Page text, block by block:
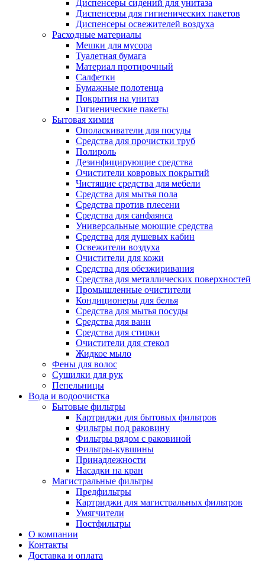
Диспенсеры сидений для унитаза
Диспенсеры для гигиенических пакетов
Диспенсеры освежителей воздуха
Расходные материалы
Мешки для мусора
Туалетная бумага
Материал протирочный
Салфетки
Бумажные полотенца
Покрытия на унитаз
Гигиенические пакеты
Бытовая химия
Ополаскиватели для посуды
Средства для прочистки труб
Полироль
Дезинфицирующие средства
Очистители ковровых покрытий
Чистящие средства для мебели
Средства для мытья пола
Средства против плесени
Средства для санфаянса
Универсальные моющие средства
Средства для душевых кабин
Освежители воздуха
Очистители для кожи
Средства для обезжиривания
Средства для металлических поверхностей
Промышленные очистители
Кондиционеры для белья
Средства для мытья посуды
Средства для ванн
Средства для стирки
Очистители для стекол
Жидкое мыло
Фены для волос
Сушилки для рук
Пепельницы
Вода и водоочистка
Бытовые фильтры
Картриджи для бытовых фильтров
Фильтры под раковину
Фильтры рядом с раковиной
Фильтры-кувшины
Принадлежности
Насадки на кран
Магистральные фильтры
Предфильтры
Картриджи для магистральных фильтров
Умягчители
Постфильтры
О компании
Контакты
Доставка и оплата